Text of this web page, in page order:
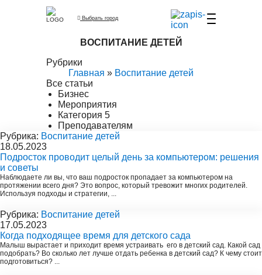
Выбрать город
ВОСПИТАНИЕ ДЕТЕЙ
Рубрики
Главная » Воспитание детей
Все статьи
Бизнес
Мероприятия
Категория 5
Преподавателям
Рубрика: Воспитание детей
18.05.2023
Подросток проводит целый день за компьютером: решения
и советы
Наблюдаете ли вы, что ваш подросток пропадает за компьютером на
протяжении всего дня? Это вопрос, который тревожит многих родителей.
Используя подходы и стратегии, ...
Рубрика: Воспитание детей
17.05.2023
Когда подходящее время для детского сада
Малыш вырастает и приходит время устраивать его в детский сад. Какой сад
подобрать? Во сколько лет лучше отдать ребенка в детский сад? К чему стоит
подготовиться? ...